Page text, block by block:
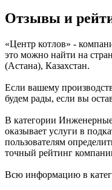
Отзывы и
«Центр котлов» -
это можно найти на
(Астана), Казахстан.
Если вашему
будем рады, если вы
В категории
оказывает услуги в
пользователям
точный рейтинг
Всю информацию в